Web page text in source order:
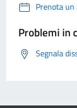
Prenota
Problemi in
Segnala